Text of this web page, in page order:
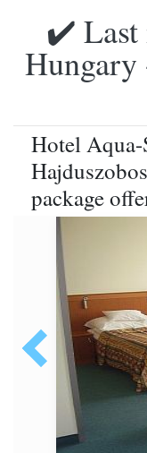
✔️ Last
Hungary
Hotel
package